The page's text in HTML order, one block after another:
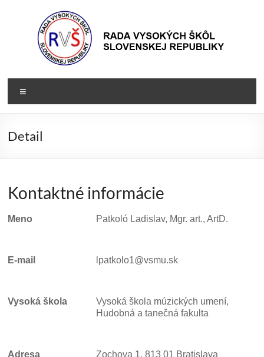
Rada
VŠ
Rada
vysokých
republiky
Detail
Kontaktné informácie
Meno Patkoló Ladislav, Mgr. art., ArtD.
E-mail lpatkolo1@vsmu.sk
Vysoká škola
Vysoká škola múzických umení,
Hudobná a tanečná fakulta
Adresa Zochova 1, 813 01 Bratislava